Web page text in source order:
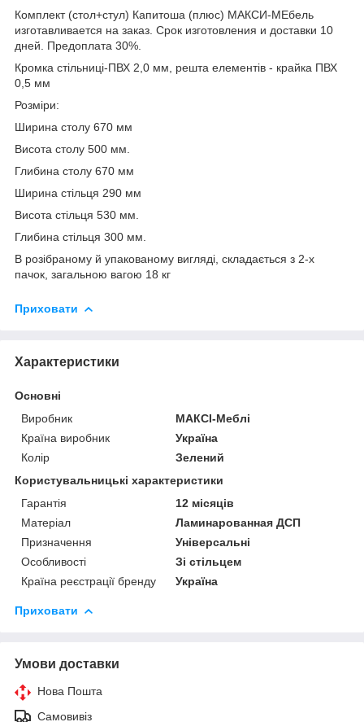
Комплект (стол+стул) Капитоша (плюс) МАКСИ-МЕбель
изготавливается на заказ. Срок изготовления и доставки 10
дней. Предоплата 30%.
Кромка стільниці-ПВХ 2,0 мм, решта елементів - крайка ПВХ
0,5 мм
Розміри:
Ширина столу 670 мм
Висота столу 500 мм.
Глибина столу 670 мм
Ширина стільця 290 мм
Висота стільця 530 мм.
Глибина стільця 300 мм.
В розібраному й упакованому вигляді, складається з 2-х
пачок, загальною вагою 18 кг
Приховати
Характеристики
Основні
Виробник
МАКСІ-Меблі
Країна виробник
Україна
Колір
Зелений
Користувальницькі характеристики
Гарантія
12 місяців
Матеріал
Ламинарованная ДСП
Призначення
Універсальні
Особливості
Зі стільцем
Країна реєстрації бренду
Україна
Приховати
Умови доставки
Нова Пошта
Самовивіз